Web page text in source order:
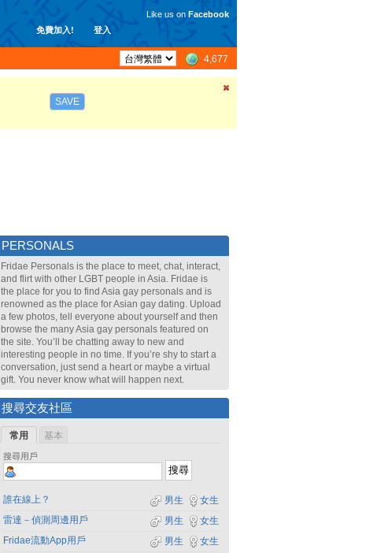
免費加入! 登入
Like us on Facebook
4,677
SAVE
PERSONALS
Fridae Personals is the place to meet, chat, interact,
and flirt with other LGBT people in Asia. Fridae is
the place for you to find Asia gay personals and is
renowned as the place for Asian gay dating. Upload
a few photos, tell everyone about yourself and then
browse the many Asia gay personals featured on
the site. You’ll be chatting away to new and
interesting people in no time. If you’re shy to start a
conversation, just send a heart or maybe a virtual
gift. You never know what will happen next.
搜尋交友社區
常用 基本
搜尋用戶
誰在線上？ 女生
男生
雷達－偵測周邊用戶
女生
男生
Fridae流動App用戶
女生
男生